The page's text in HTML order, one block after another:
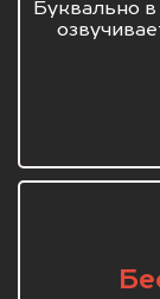
Буквально